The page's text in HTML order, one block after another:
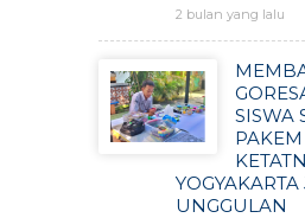
2 bulan yang lalu
SISWA
UNGGULAN